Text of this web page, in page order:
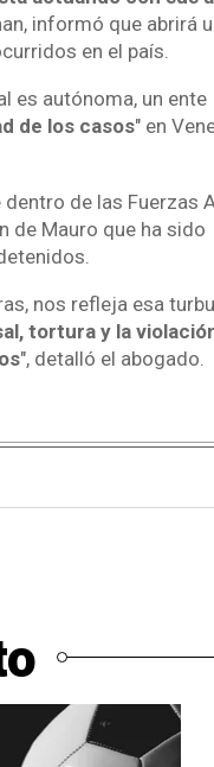
informó que abrirá
en el país.
es autónoma, un ente
de los casos" en
de las Fuerzas
de Mauro que ha sido
nos refleja esa
tortura y la
", detalló el abogado.